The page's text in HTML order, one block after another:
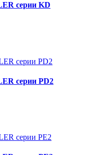
серии KD
серии PD2